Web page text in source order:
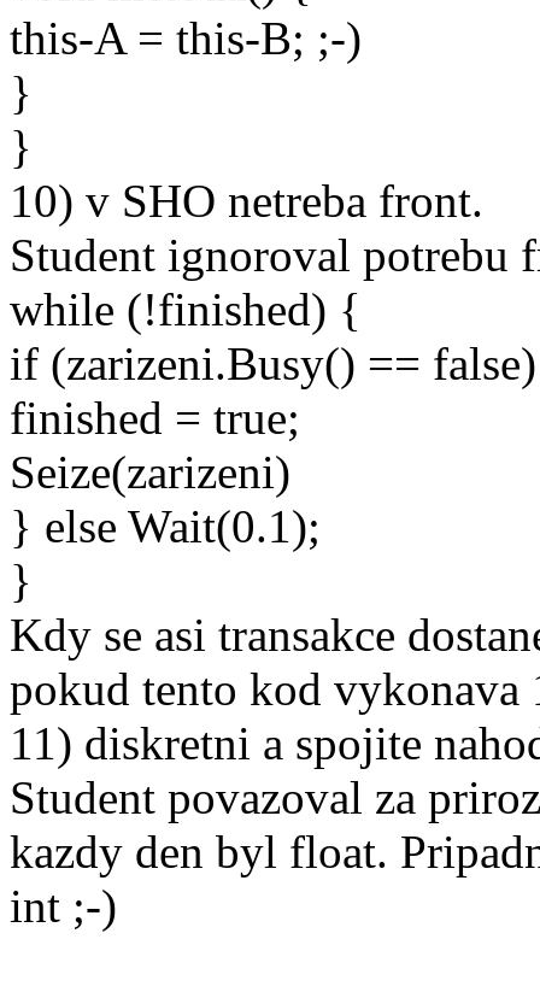
this-A = this-B; ;-)
}
}
10) v SHO netreba front.
Student ignoroval potrebu
while (!finished) {
if (zarizeni.Busy() ==
finished = true;
Seize(zarizeni)
} else Wait(0.1);
}
Kdy se asi transakce
pokud tento kod vykonava
11) diskretni a spojite
Student povazoval za
kazdy den byl float.
int ;-)